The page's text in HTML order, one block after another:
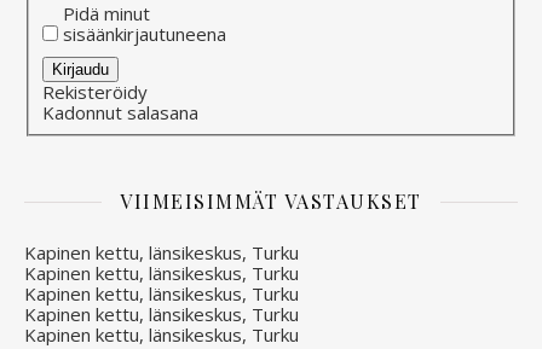
Pidä minut
sisäänkirjautuneena
Alternative:
Kirjaudu
Rekisteröidy
Kadonnut salasana
VIIMEISIMMÄT VASTAUKSET
Kapinen kettu, länsikeskus, Turku
Kapinen kettu, länsikeskus, Turku
Kapinen kettu, länsikeskus, Turku
Kapinen kettu, länsikeskus, Turku
Kapinen kettu, länsikeskus, Turku